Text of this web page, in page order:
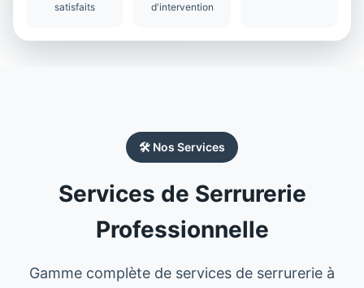
satisfaits
d'intervention
🛠️ Nos Services
Services de Serrurerie
Professionnelle
Gamme complète de services de serrurerie à